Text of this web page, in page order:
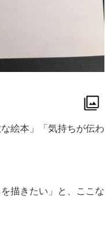
絵本」「気持ちが伝わ
描きたい」と、ここな